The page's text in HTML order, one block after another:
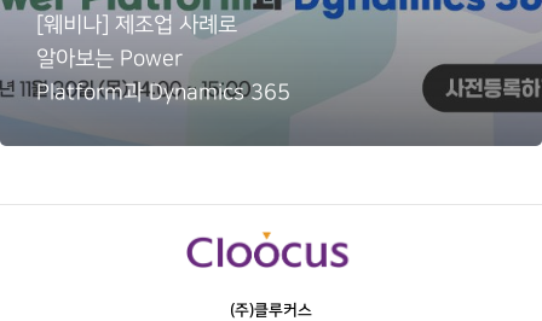
[웨비나] 제조업 사례로
알아보는 Power
Platform과 Dynamics 365
(주)클루커스